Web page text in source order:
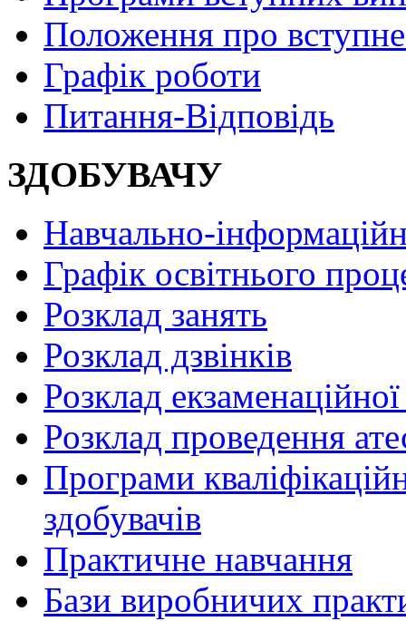
Положення про
Графік роботи
Питання-Відповідь
ЗДОБУВАЧУ
Навчально-
Графік освітнього
Розклад занять
Розклад дзвінків
Розклад екзаменаційної
Розклад проведення
Програми
здобувачів
Практичне навчання
Бази виробничих